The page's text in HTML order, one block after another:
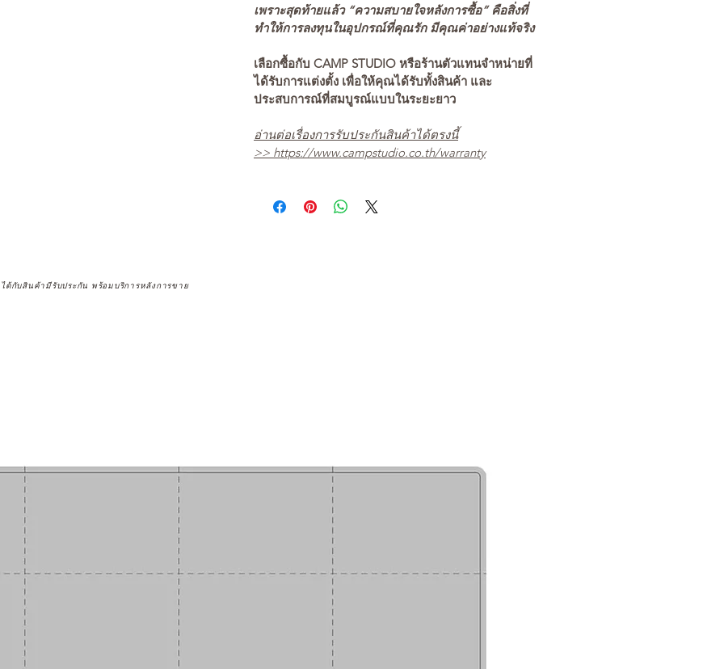
เพราะสุดท้ายแล้ว “ความสบายใจหลังการซื้อ” คือสิ่งที่
ทำให้การลงทุนในอุปกรณ์ที่คุณรัก มีคุณค่าอย่างแท้จริง
เลือกซื้อกับ CAMP STUDIO หรือร้านตัวแทนจำหน่ายที่
ได้รับการแต่งตั้ง เพื่อให้คุณได้รับทั้งสินค้า และ
ประสบการณ์ที่สมบูรณ์แบบในระยะยาว
อ่านต่อเรื่องการรับประกันสินค้าได้ตรงนี้
>> https://www.campstudio.co.th/warranty
ด้กับสินค้ามีรับประกัน พร้อมบริการหลังการขาย